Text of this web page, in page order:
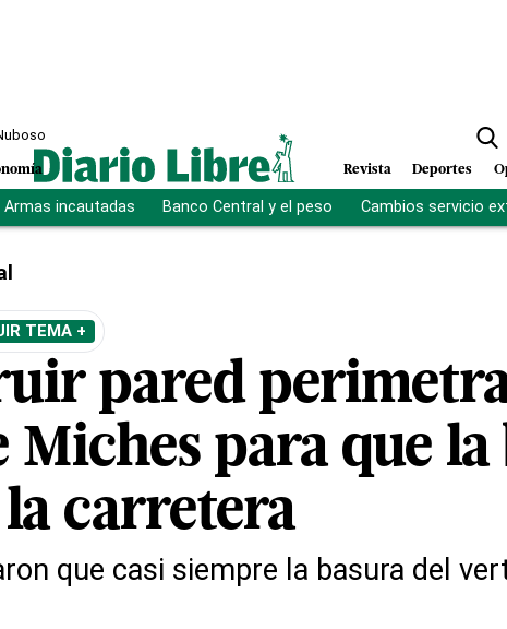
Revista Deportes
Armas incautadas Banco Central y el peso Cambios servicio
TEMA +
pared
para que la
carretera
que casi siempre la basura del